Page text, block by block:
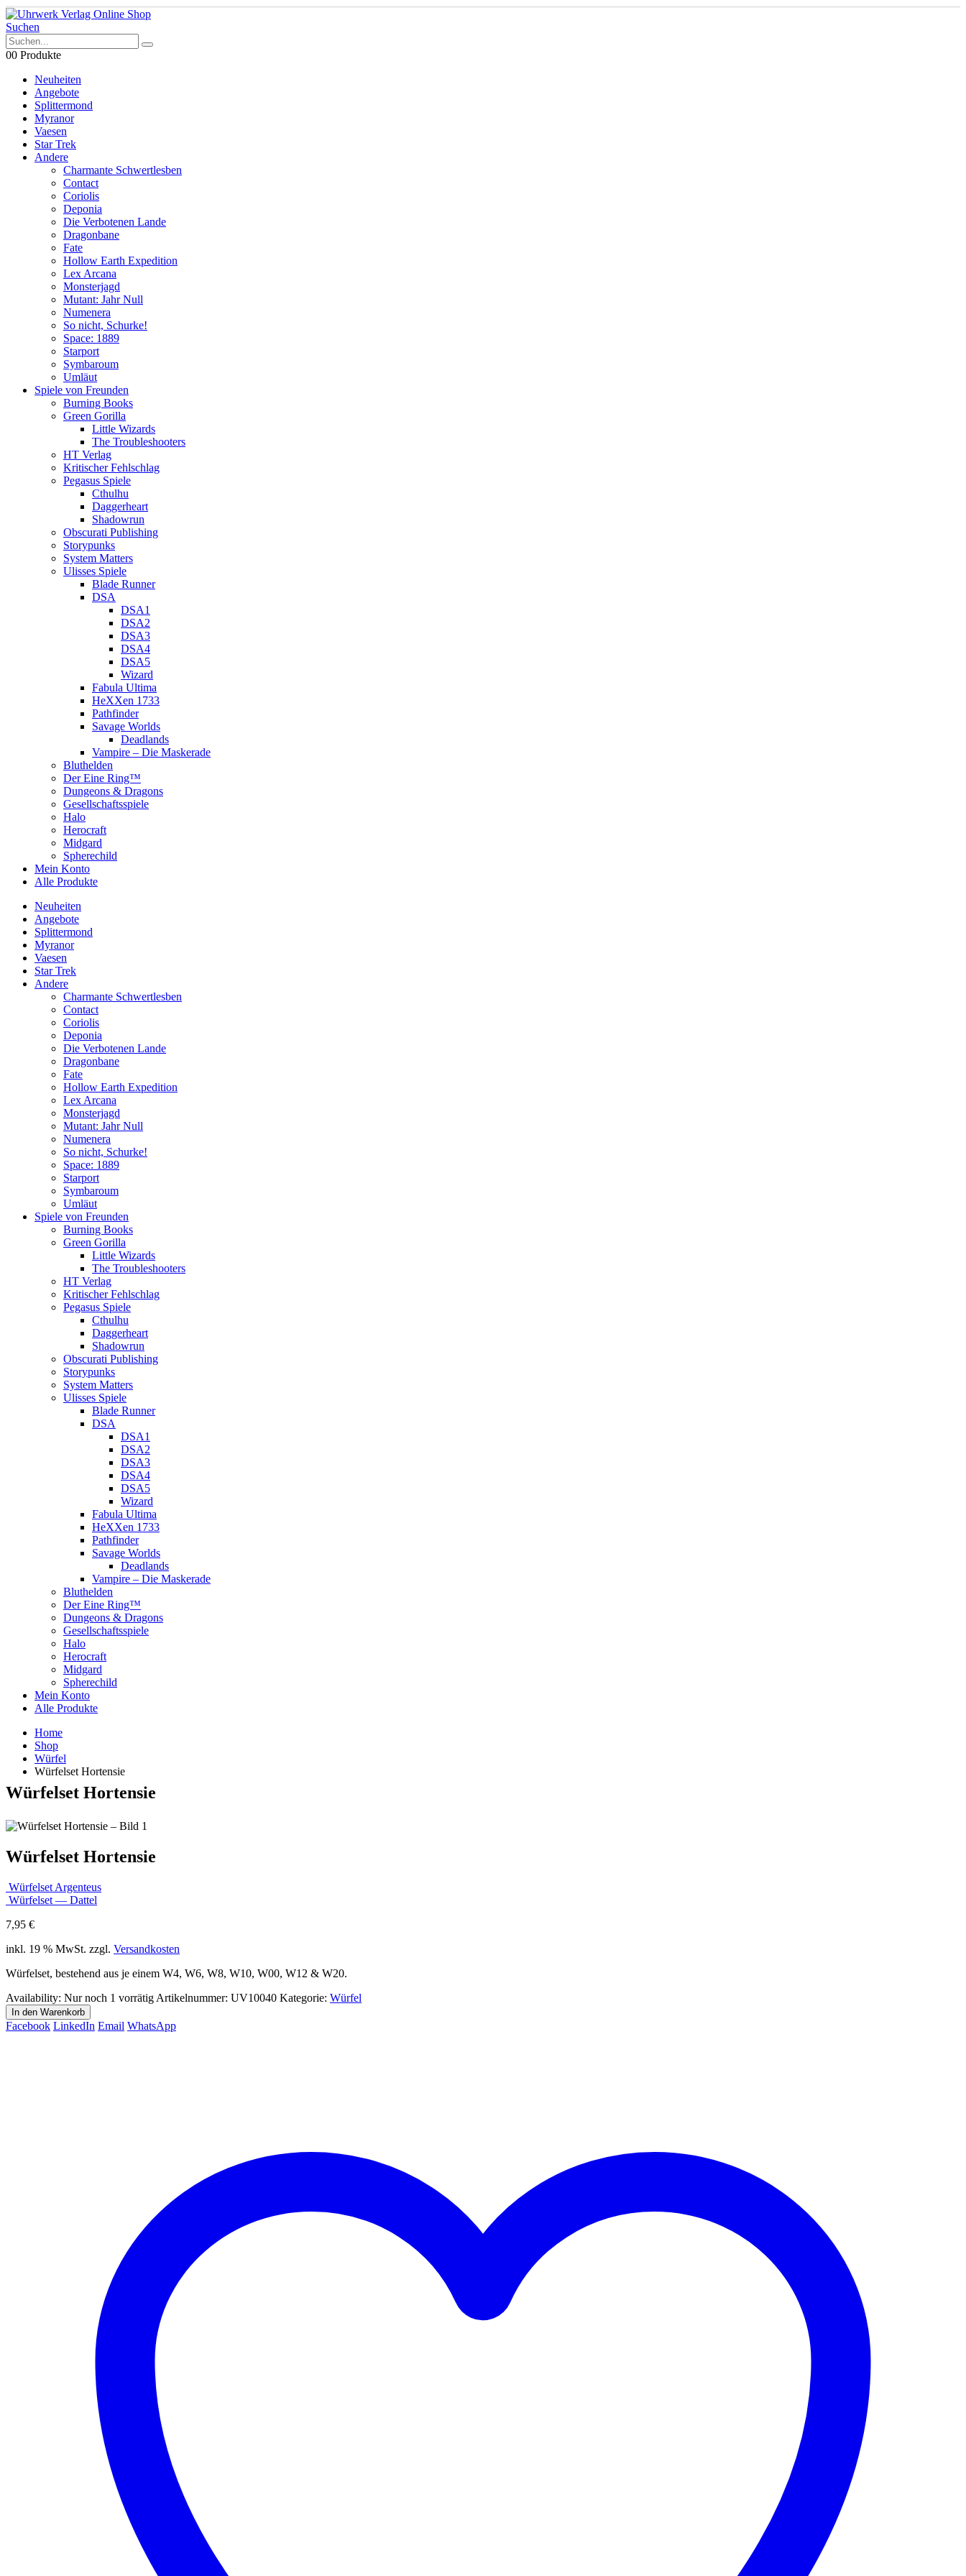
Suchen
00 Produkte
Neuheiten
Angebote
Splittermond
Myranor
Vaesen
Star Trek
Andere
Charmante Schwertlesben
Contact
Coriolis
Deponia
Die Verbotenen Lande
Dragonbane
Fate
Hollow Earth Expedition
Lex Arcana
Monsterjagd
Mutant: Jahr Null
Numenera
So nicht, Schurke!
Space: 1889
Starport
Symbaroum
Umläut
Spiele von Freunden
Burning Books
Green Gorilla
Little Wizards
The Troubleshooters
HT Verlag
Kritischer Fehlschlag
Pegasus Spiele
Cthulhu
Daggerheart
Shadowrun
Obscurati Publishing
Storypunks
System Matters
Ulisses Spiele
Blade Runner
DSA
DSA1
DSA2
DSA3
DSA4
DSA5
Wizard
Fabula Ultima
HeXXen 1733
Pathfinder
Savage Worlds
Deadlands
Vampire – Die Maskerade
Bluthelden
Der Eine Ring™
Dungeons & Dragons
Gesellschaftsspiele
Halo
Herocraft
Midgard
Spherechild
Mein Konto
Alle Produkte
Neuheiten
Angebote
Splittermond
Myranor
Vaesen
Star Trek
Andere
Charmante Schwertlesben
Contact
Coriolis
Deponia
Die Verbotenen Lande
Dragonbane
Fate
Hollow Earth Expedition
Lex Arcana
Monsterjagd
Mutant: Jahr Null
Numenera
So nicht, Schurke!
Space: 1889
Starport
Symbaroum
Umläut
Spiele von Freunden
Burning Books
Green Gorilla
Little Wizards
The Troubleshooters
HT Verlag
Kritischer Fehlschlag
Pegasus Spiele
Cthulhu
Daggerheart
Shadowrun
Obscurati Publishing
Storypunks
System Matters
Ulisses Spiele
Blade Runner
DSA
DSA1
DSA2
DSA3
DSA4
DSA5
Wizard
Fabula Ultima
HeXXen 1733
Pathfinder
Savage Worlds
Deadlands
Vampire – Die Maskerade
Bluthelden
Der Eine Ring™
Dungeons & Dragons
Gesellschaftsspiele
Halo
Herocraft
Midgard
Spherechild
Mein Konto
Alle Produkte
Home
Shop
Würfel
Würfelset Hortensie
Würfelset Hortensie
Würfelset Hortensie
Würfelset Argenteus
Würfelset — Dattel
7,95 €
inkl. 19 % MwSt. zzgl. Versandkosten
Würfelset, bestehend aus je einem W4, W6, W8, W10, W00, W12 & W20.
Availability: Nur noch 1 vorrätig Artikelnummer: UV10040 Kategorie: Würfel
In den Warenkorb
Facebook LinkedIn Email WhatsApp